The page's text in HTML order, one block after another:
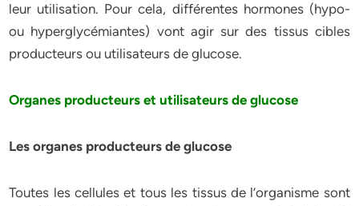
leur utilisation. Pour cela, différentes hormones (hypo-
ou hyperglycémiantes) vont agir sur des tissus cibles
producteurs ou utilisateurs de glucose.
Organes producteurs et utilisateurs de glucose
Les organes producteurs de glucose
Toutes les cellules et tous les tissus de l’organisme sont